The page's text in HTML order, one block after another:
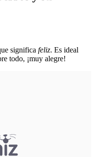
significa feliz. Es ideal
todo, ¡muy alegre!